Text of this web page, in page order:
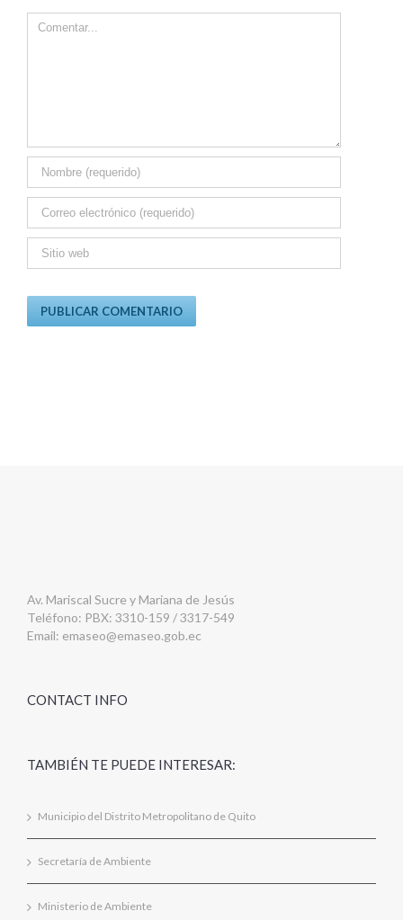
Comment
Av. Mariscal Sucre y Mariana de Jesús
Teléfono: PBX: 3310-159 / 3317-549
Email: emaseo@emaseo.gob.ec
CONTACT INFO
TAMBIÉN TE PUEDE INTERESAR:
Municipio del Distrito Metropolitano de Quito
Secretaría de Ambiente
Ministerio de Ambiente